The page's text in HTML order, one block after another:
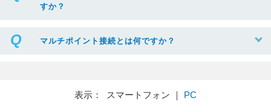
すか？
マルチポイント接続とは何ですか？
表示： スマートフォン ｜ PC